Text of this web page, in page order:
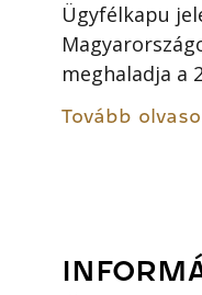
Ügyfélkapu
meghaladja a
Tovább